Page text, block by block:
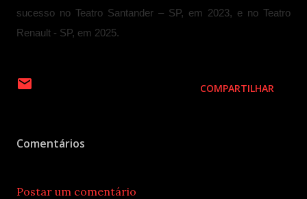
sucesso no Teatro Santander – SP, em 2023, e no Teatro
Renault - SP, em 2025.
COMPARTILHAR
Comentários
Postar um comentário